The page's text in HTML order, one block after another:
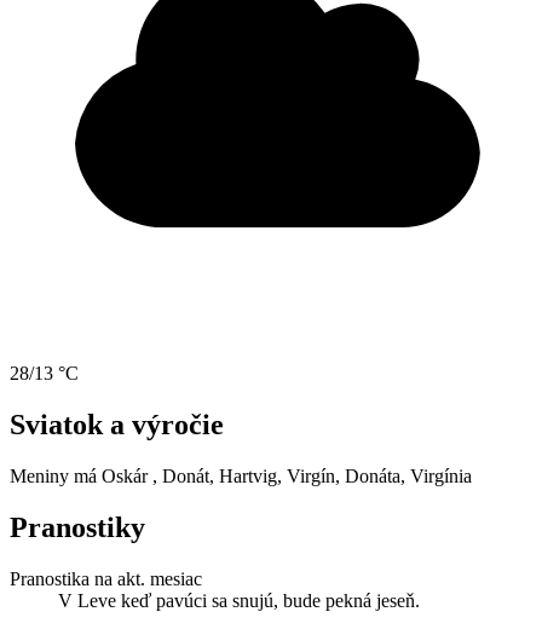
28/13 °C
Sviatok a výročie
Meniny má Oskár , Donát, Hartvig, Virgín, Donáta, Virgínia
Pranostiky
Pranostika na akt. mesiac
V Leve keď pavúci sa snujú, bude pekná jeseň.